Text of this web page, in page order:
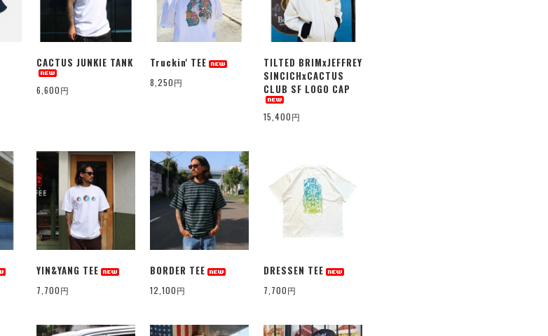
CACTUS JUNKIE TANK
6,600円
Truckin' TEE
8,250円
TILTED BRIMxJEFFREY
SINCICHxCACTUS
CLUB SF LOGO CAP
15,400円
YIN&YANG TEE
7,700円
BORDER TEE
12,100円
DRESSEN TEE
7,700円